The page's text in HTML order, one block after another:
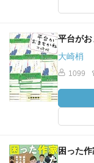
平台が
大崎梢
1099
困った